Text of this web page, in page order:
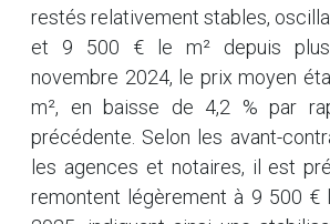
restés relativement stables,
et 9 500 € le m² depuis
novembre 2024, le prix moyen
m², en baisse de 4,2 % par
précédente. Selon les avant-
les agences et notaires, il est
remontent légèrement à 9 500 €